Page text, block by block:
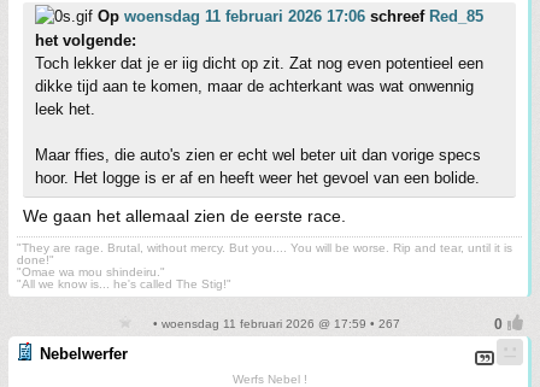
Op woensdag 11 februari 2026 17:06 schreef Red_85
het volgende:
Toch lekker dat je er iig dicht op zit. Zat nog even potentieel een
dikke tijd aan te komen, maar de achterkant was wat onwennig
leek het.
Maar ffies, die auto's zien er echt wel beter uit dan vorige specs
hoor. Het logge is er af en heeft weer het gevoel van een bolide.
We gaan het allemaal zien de eerste race.
"They are rage. Brutal, without mercy. But you.... You will be worse. Rip and tear, until it is
done!"
"Omae wa mou shindeiru."
"All we know is... he's called The Stig!"
• woensdag 11 februari 2026 @ 17:59 • 267
Nebelwerfer
Werfs Nebel !